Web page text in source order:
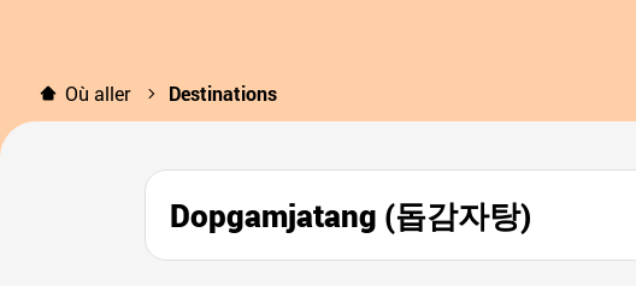
Où aller Destinations
Dopgamjatang (돕감자탕)